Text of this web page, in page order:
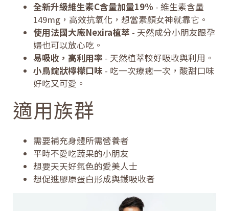
全新升級維生素C含量加量19% - 維生素含量
149mg，高效抗氧化，想當素顏女神就靠它。
使用法國大廠Nexira植萃 - 天然成分小朋友跟孕
婦也可以放心吃。
易吸收，高利用率 - 天然植萃較好吸收與利用。
小鳥錠狀檸檬口味 - 吃一次療癒一次，酸甜口味
好吃又可愛。
適用族群
需要補充身體所需營養者
平時不愛吃蔬果的小朋友
想要天天好氣色的愛美人士
想促進膠原蛋白形成與鐵吸收者